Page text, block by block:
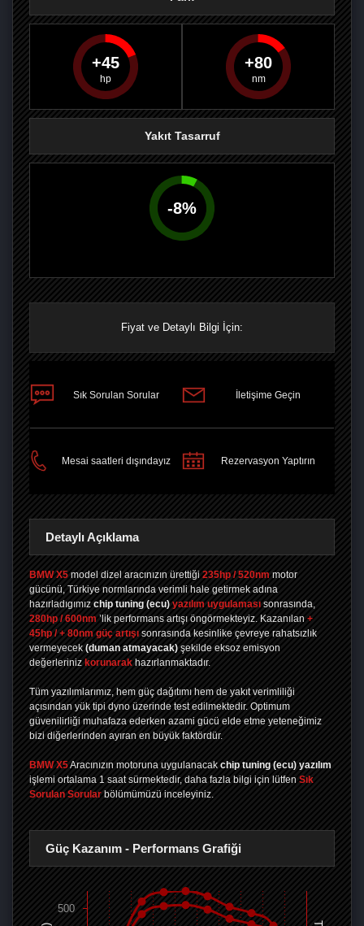
PAYLAŞPAYLAŞPLUS'TA
45 80
Yakıt Tasarruf
-8%
Fiyat ve Detaylı Bilgi İçin:
Sık Sorulan Sorular İletişime Geçin
Mesai saatleri dışındayız Rezervasyon Yaptırın
Detaylı Açıklama
BMW X5 model dizel aracınızın ürettiği 235hp / 520nm motor
gücünü, Türkiye normlarında verimli hale getirmek adına
hazırladıgımız chip tuning (ecu) yazılım uygulaması sonrasında,
280hp / 600nm ’lik performans artışı öngörmekteyiz. Kazanılan +
45hp / + 80nm güç artışı sonrasında kesinlike çevreye rahatsızlık
vermeyecek (duman atmayacak) şekilde eksoz emisyon
değerleriniz korunarak hazırlanmaktadır.
Tüm yazılımlarımız, hem güç dağıtımı hem de yakıt verimliliği
açısından yük tipi dyno üzerinde test edilmektedir. Optimum
güvenilirliği muhafaza ederken azami gücü elde etme yeteneğimiz
bizi diğerlerinden ayıran en büyük faktördür.
BMW X5Aracınızın motoruna uygulanacak chip tuning (ecu) yazılım
işlemi ortalama 1 saat sürmektedir, daha fazla bilgi için lütfen Sık
Sorulan Sorular bölümümüzü inceleyiniz.
Güç Kazanım - Performans Grafiği
500